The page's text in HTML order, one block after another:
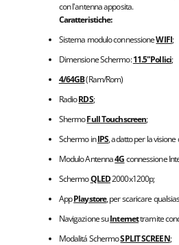
con l'antenna apposita.
Caratteristiche:
Sistema modulo connessioneWIFI;
Dimensione Schermo:11.5"Pollici;
4/64GB(Ram/Rom)
RadioRDS;
ShermoFullTouchscreen;
Schermo inIPS, adatto per la visione
Modulo Antenna4Gconnessione
SchermoQLED2000x1200p;
AppPlaystore, per scaricare
Navigazione suInternettramite
Modalitá SchermoSPLIT SCREEN;